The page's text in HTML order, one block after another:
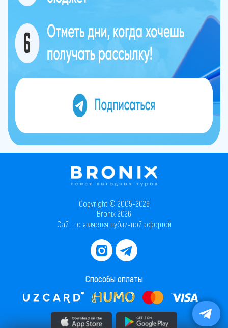
Copyright © 2005–2026
Bronix 2026
Сайт не является публичной офертой
Способы оплаты
Скачать приложение в AppStore Скачать приложение в PlayMarket